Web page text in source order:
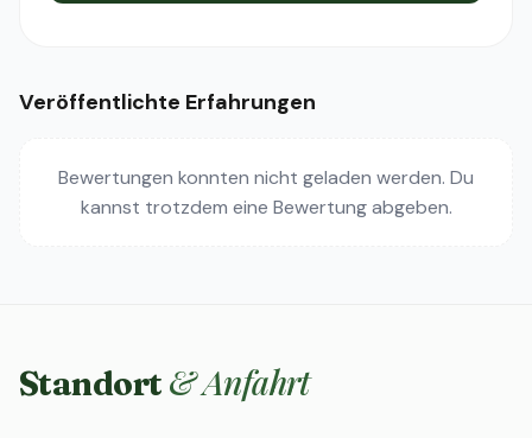
Veröffentlichte Erfahrungen
Bewertungen konnten nicht geladen werden. Du
kannst trotzdem eine Bewertung abgeben.
Standort & Anfahrt